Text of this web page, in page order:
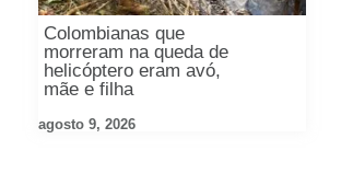
Colombianas que
morreram na queda de
helicóptero eram avó,
mãe e filha
agosto 9, 2026